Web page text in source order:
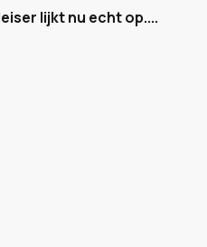
lijkt nu echt op....